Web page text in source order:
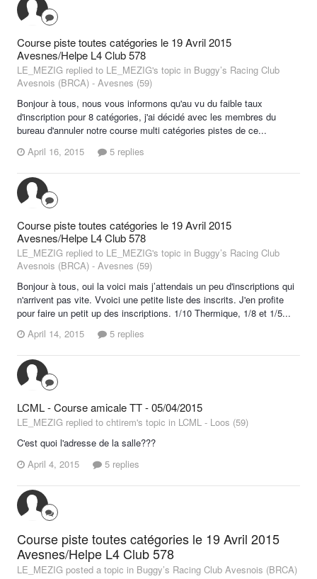
Course piste toutes catégories le 19 Avril 2015
Avesnes/Helpe L4 Club 578
LE_MEZIG replied to LE_MEZIG's topic in Buggy’s Racing Club
Avesnois (BRCA) - Avesnes (59)
Bonjour à tous, nous vous informons qu'au vu du faible taux
d'inscription pour 8 catégories, j'ai décidé avec les membres du
bureau d'annuler notre course multi catégories pistes de ce...
April 16, 2015
5 replies
Course piste toutes catégories le 19 Avril 2015
Avesnes/Helpe L4 Club 578
LE_MEZIG replied to LE_MEZIG's topic in Buggy’s Racing Club
Avesnois (BRCA) - Avesnes (59)
Bonjour à tous, oui la voici mais j’attendais un peu d'inscriptions qui
n'arrivent pas vite. Vvoici une petite liste des inscrits. J'en profite
pour faire un petit up des inscriptions. 1/10 Thermique, 1/8 et 1/5...
April 14, 2015
5 replies
LCML - Course amicale TT - 05/04/2015
LE_MEZIG replied to chtirem's topic in LCML - Loos (59)
C'est quoi l'adresse de la salle???
April 4, 2015
5 replies
Course piste toutes catégories le 19 Avril 2015
Avesnes/Helpe L4 Club 578
LE_MEZIG posted a topic in Buggy’s Racing Club Avesnois (BRCA)